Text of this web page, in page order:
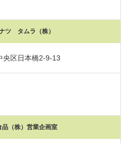
ツ タムラ（株）
区日本橋2-9-13
品（株）営業企画室